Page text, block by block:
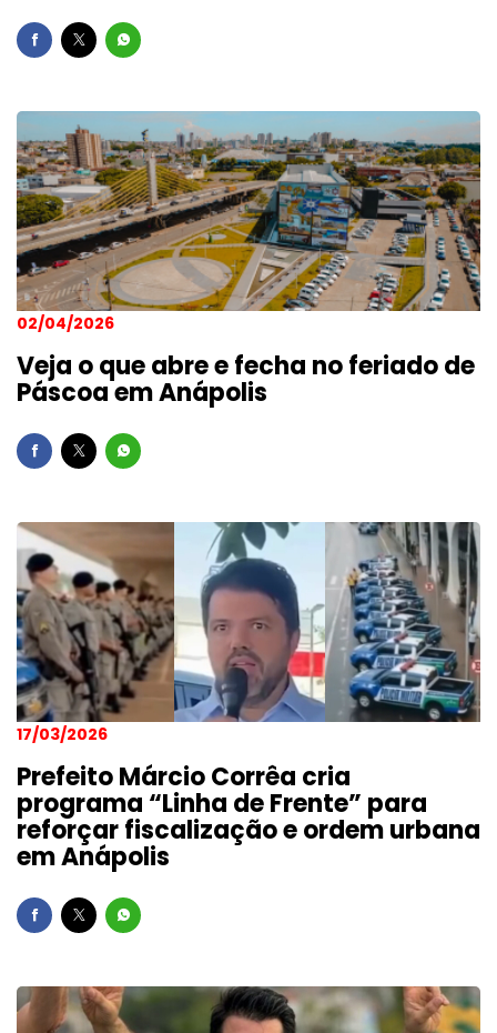
02/04/2026
Veja o que abre e fecha no feriado de
Páscoa em Anápolis
17/03/2026
Prefeito Márcio Corrêa cria
programa “Linha de Frente” para
reforçar fiscalização e ordem urbana
em Anápolis